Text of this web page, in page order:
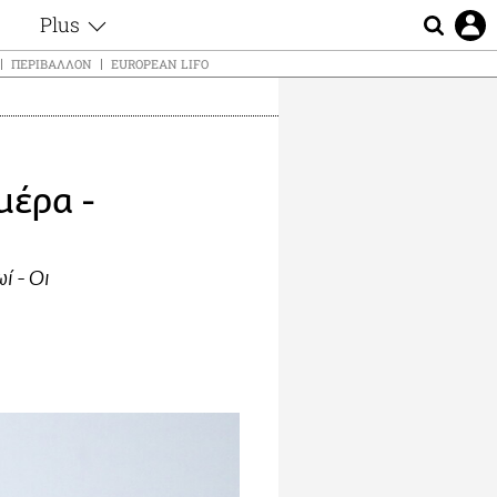
Plus
Θέματα
Videos
Εξομολογήσεις
ΠΕΡΙΒΆΛΛΟΝ EUROPEAN LIFO
-
- Οι